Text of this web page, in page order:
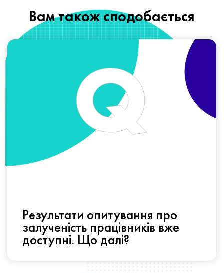
Вам також сподобається
Результати опитування про
залученість працівників вже
доступні. Що далі?